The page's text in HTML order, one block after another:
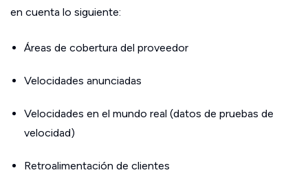
en cuenta lo siguiente:
Áreas de cobertura del proveedor
Velocidades anunciadas
Velocidades en el mundo real (datos de pruebas de
velocidad)
Retroalimentación de clientes